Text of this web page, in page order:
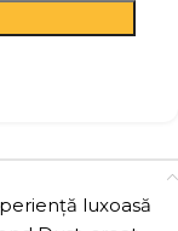
luxoasă